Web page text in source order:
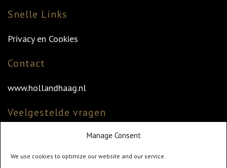
Manage Consent
We use cookies to optimize our website and our service.
Snelle Links
Privacy en Cookies
Contact
www.hollandhaag.nl
Veelgestelde vragen
Veelgestelde vragen